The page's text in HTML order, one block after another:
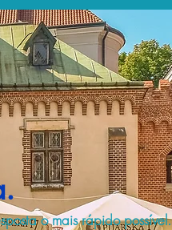
o mais rápido possível.